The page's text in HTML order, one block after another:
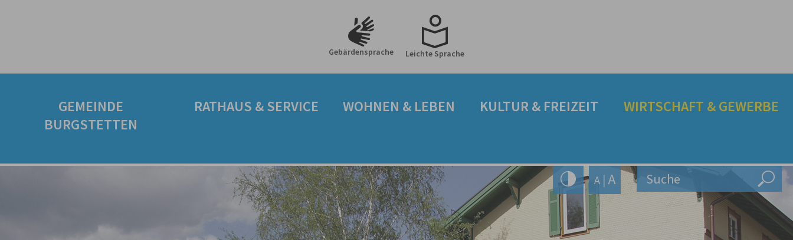
Gebärdensprache Leichte Sprache
GEMEINDE
BURGSTETTEN
RATHAUS & SERVICE WOHNEN & LEBEN KULTUR & FREIZEIT WIRTSCHAFT & GEWERBE